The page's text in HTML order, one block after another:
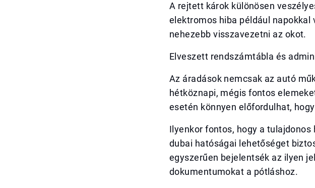
A rejtett károk különösen
elektromos hiba például
nehezebb visszavezetni az okot.
Elveszett rendszámtábla és
Az áradások nemcsak az autó
hétköznapi, mégis fontos
esetén könnyen előfordulhat,
Ilyenkor fontos, hogy a
dubai hatóságai lehetőséget
egyszerűen bejelentsék az ilyen
dokumentumokat a pótláshoz.